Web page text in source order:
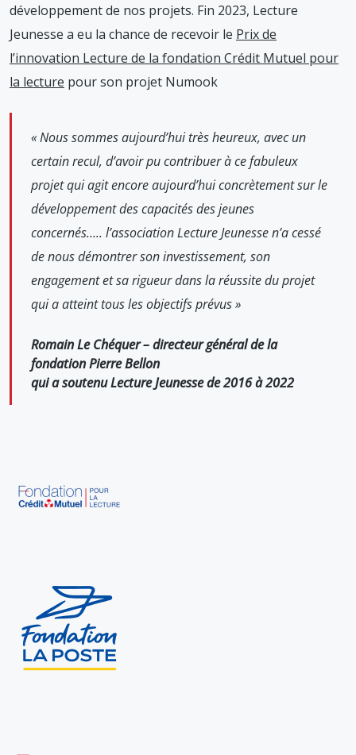
développement de nos projets. Fin 2023, Lecture
Jeunesse a eu la chance de recevoir le Prix de
l’innovation Lecture de la fondation Crédit Mutuel pour
la lecture pour son projet Numook
« Nous sommes aujourd’hui très heureux, avec un
certain recul, d’avoir pu contribuer à ce fabuleux
projet qui agit encore aujourd’hui concrètement sur le
développement des capacités des jeunes
concernés….. l’association Lecture Jeunesse n’a cessé
de nous démontrer son investissement, son
engagement et sa rigueur dans la réussite du projet
qui a atteint tous les objectifs prévus »
Romain Le Chéquer – directeur général de la
fondation Pierre Bellon
qui a soutenu Lecture Jeunesse de 2016 à 2022